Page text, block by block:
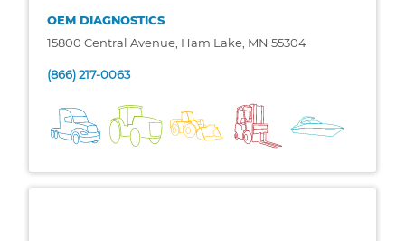
OEM DIAGNOSTICS
15800 Central Avenue, Ham Lake, MN 55304
(866) 217-0063